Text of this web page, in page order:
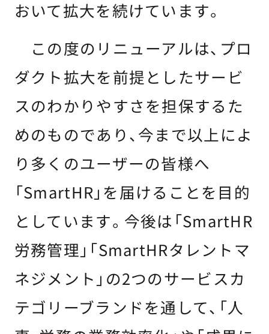
おいて拡大を続けています。
この度のリニューアルは、プロ
ダクト拡大を前提としたサービ
スのわかりやすさを担保するた
めのものであり、今まで以上によ
り多くのユーザーの皆様へ
「SmartHR」を届けることを目的
としています。今後は「SmartHR
労務管理」「SmartHRタレントマ
ネジメント」の2つのサービスカ
テゴリーブランドを通して、「人